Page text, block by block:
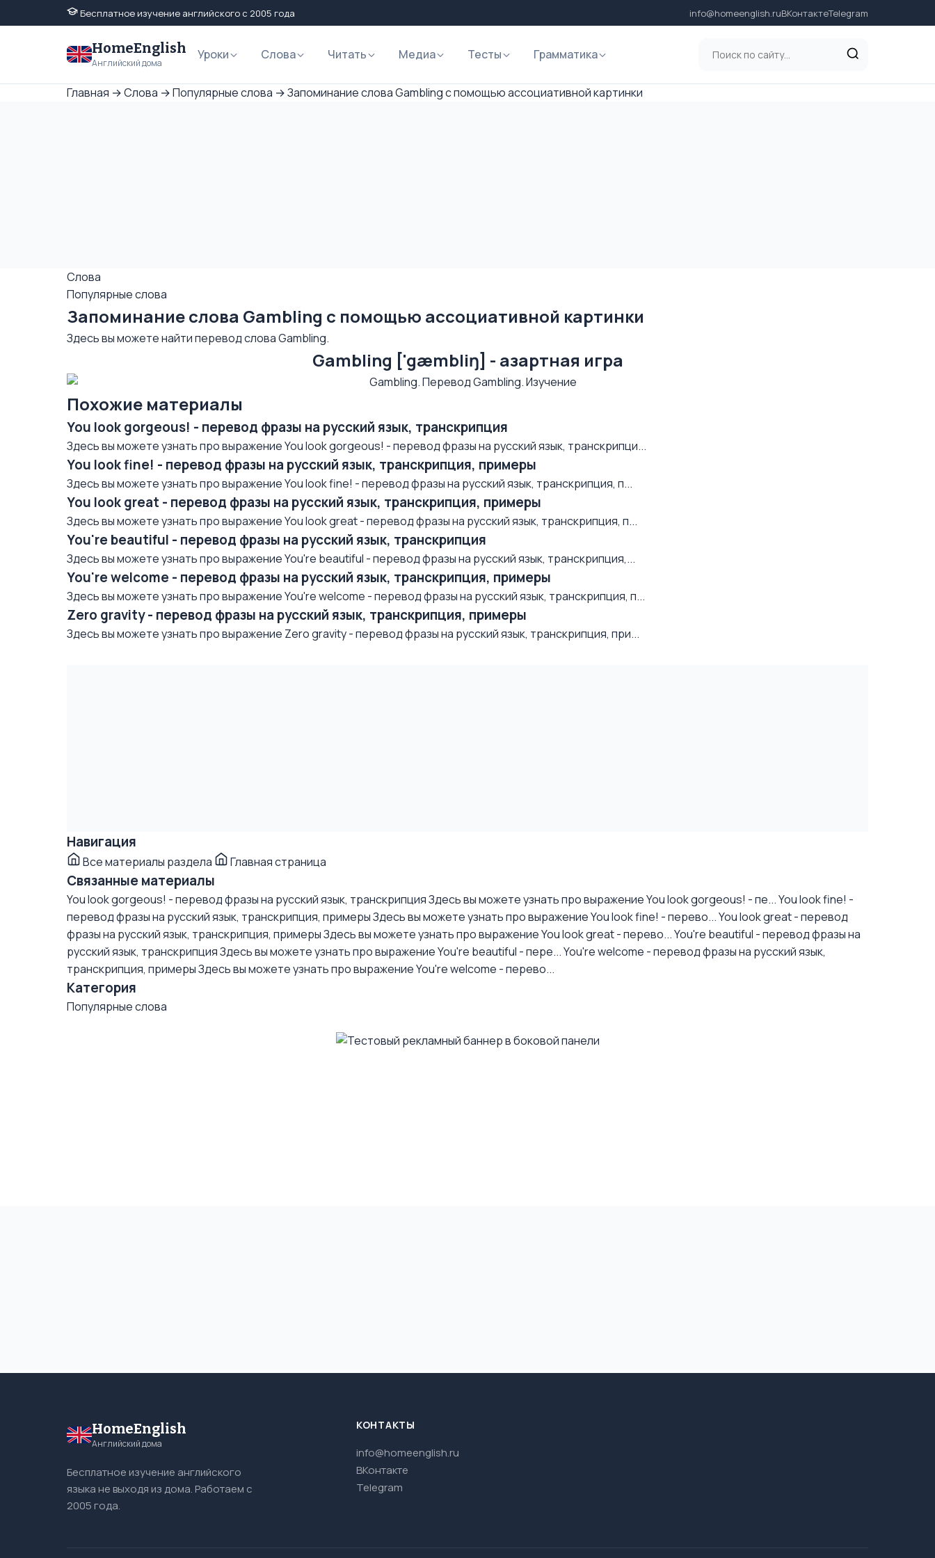
Бесплатное изучение английского с 2005 года info@homeenglish.ruВКонтактеTelegram
HomeEnglish
Английский дома
Уроки Слова Читать Медиа Тесты Грамматика
Главная →Слова →Популярные слова →Запоминание слова Gambling с помощью ассоциативной картинки
Слова
Популярные слова
Запоминание слова Gambling с помощью ассоциативной картинки
Здесь вы можете найти перевод слова Gambling.
Gambling ['gæmbliŋ] - азартная игра
Похожие материалы
You look gorgeous! - перевод фразы на русский язык, транскрипция
Здесь вы можете узнать про выражение You look gorgeous! - перевод фразы на русский язык, транскрипци...
You look fine! - перевод фразы на русский язык, транскрипция, примеры
Здесь вы можете узнать про выражение You look fine! - перевод фразы на русский язык, транскрипция, п...
You look great - перевод фразы на русский язык, транскрипция, примеры
Здесь вы можете узнать про выражение You look great - перевод фразы на русский язык, транскрипция, п...
You're beautiful - перевод фразы на русский язык, транскрипция
Здесь вы можете узнать про выражение You're beautiful - перевод фразы на русский язык, транскрипция,...
You're welcome - перевод фразы на русский язык, транскрипция, примеры
Здесь вы можете узнать про выражение You're welcome - перевод фразы на русский язык, транскрипция, п...
Zero gravity - перевод фразы на русский язык, транскрипция, примеры
Здесь вы можете узнать про выражение Zero gravity - перевод фразы на русский язык, транскрипция, при...
Навигация
Все материалы раздела Главная страница
Связанные материалы
You look gorgeous! - перевод фразы на русский язык, транскрипцияЗдесь вы можете узнать про выражение You look gorgeous! - пе...You look fine! -
перевод фразы на русский язык, транскрипция, примерыЗдесь вы можете узнать про выражение You look fine! - перево...You look great - перевод
фразы на русский язык, транскрипция, примерыЗдесь вы можете узнать про выражение You look great - перево...You're beautiful - перевод фразы на
русский язык, транскрипцияЗдесь вы можете узнать про выражение You're beautiful - пере...You're welcome - перевод фразы на русский язык,
транскрипция, примерыЗдесь вы можете узнать про выражение You're welcome - перево...
Категория
Популярные слова
HomeEnglish
Английский дома
Бесплатное изучение английского
языка не выходя из дома. Работаем с
2005 года.
КОНТАКТЫ
info@homeenglish.ru
ВКонтакте
Telegram